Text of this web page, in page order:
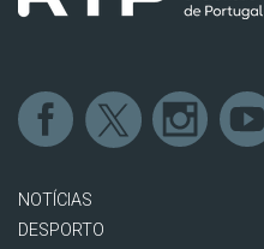
NOTÍCIAS
DESPORTO